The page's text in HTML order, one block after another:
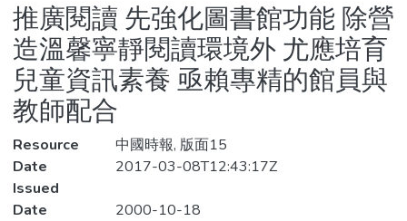
Statistics
推廣閱讀 先強化圖書館功能 除營
造溫馨寧靜閱讀環境外 尤應培育
兒童資訊素養 亟賴專精的館員與
教師配合
Resource
中國時報, 版面15
Date
Issued
2017-03-08T12:43:17Z
Date
2000-10-18